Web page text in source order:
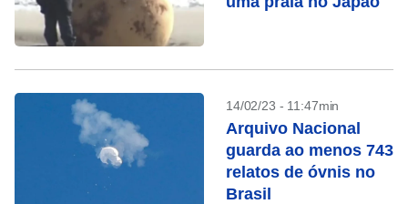
14/02/23 - 11:47min
Arquivo Nacional
guarda ao menos 743
relatos de óvnis no
Brasil